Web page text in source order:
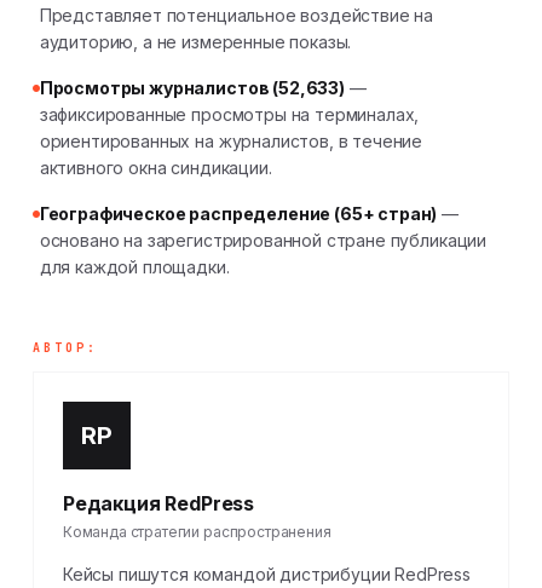
Представляет потенциальное воздействие на
аудиторию, а не измеренные показы.
Просмотры журналистов (52,633) —
зафиксированные просмотры на терминалах,
ориентированных на журналистов, в течение
активного окна синдикации.
Географическое распределение (65+ стран) —
основано на зарегистрированной стране публикации
для каждой площадки.
АВТОР:
RP
Редакция RedPress
Команда стратегии распространения
Кейсы пишутся командой дистрибуции RedPress